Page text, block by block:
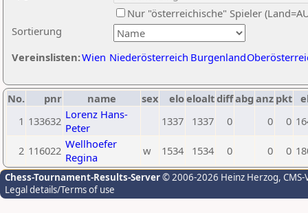
Sortierung
Nur "österreichische" Spieler
Vereinslisten:Wien Niederösterreich Burgenland
No. pnr name sex eloeloaltdiffabg anz pkt
1 133632 Lorenz Hans-
Peter
1337 1337 0 0 0
2 116022 Wellhoefer
Regina
w 1534 1534 0 0 0
Chess-Tournament-Results-Server© 2006-2026 Heinz Herzog,
Legal details/Terms of use